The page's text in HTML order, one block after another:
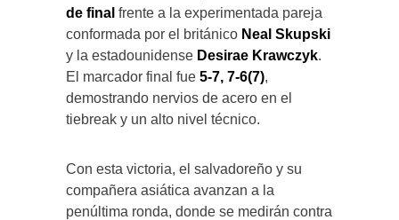
de final frente a la experimentada pareja
conformada por el británico Neal Skupski
y la estadounidense Desirae Krawczyk.
El marcador final fue 5-7, 7-6(7),
demostrando nervios de acero en el
tiebreak y un alto nivel técnico.
Con esta victoria, el salvadoreño y su
compañera asiática avanzan a la
penúltima ronda, donde se medirán contra